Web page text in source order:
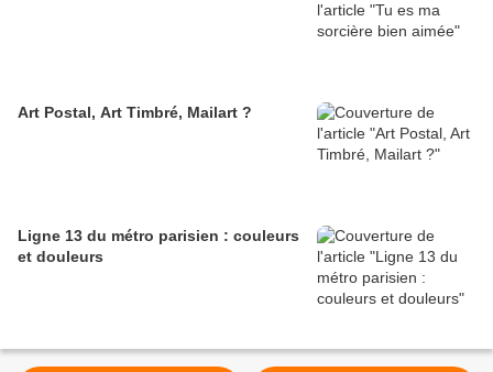
Art Postal, Art Timbré, Mailart ?
Ligne 13 du métro parisien : couleurs
et douleurs